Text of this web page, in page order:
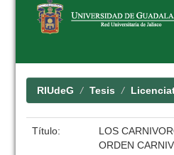
RIUdeG Tesis
Título:
LOS
ORDEN